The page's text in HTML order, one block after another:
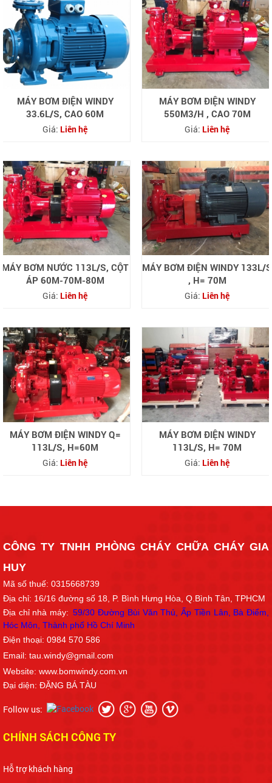
MÁY BƠM ĐIỆN WINDY
33.6L/S, CAO 60M
Giá: Liên hệ
MÁY BƠM ĐIỆN WINDY
550M3/H , CAO 70M
Giá: Liên hệ
MÁY BƠM NƯỚC 113L/S, CỘT
ÁP 60M-70M-80M
Giá: Liên hệ
MÁY BƠM ĐIỆN WINDY 133L/S
, H= 70M
Giá: Liên hệ
MÁY BƠM ĐIỆN WINDY Q=
113L/S, H=60M
Giá: Liên hệ
MÁY BƠM ĐIỆN WINDY
113L/S, H= 70M
Giá: Liên hệ
CÔNG TY TNHH PHÒNG CHÁY CHỮA CHÁY GIA
HUY
Mã số thuế: 0315668739
Địa chỉ: 16/16 đường số 18 , P. Bình Hưng Hòa, Q.Bình Tân, TPHCM
Địa chỉ nhà máy: 59/30 Đường Bùi Văn Thủ, Ấp Tiền Lân, Bà Điểm,
Hóc Môn, Thành phố Hồ Chí Minh
Điện thoại: 0984 570 586
Email: tau.windy@gmail.com
Website: www.bomwindy.com.vn
Đại diện: ĐẶNG BÁ TÀU
Follow us:
CHÍNH SÁCH CÔNG TY
Hỗ trợ khách hàng